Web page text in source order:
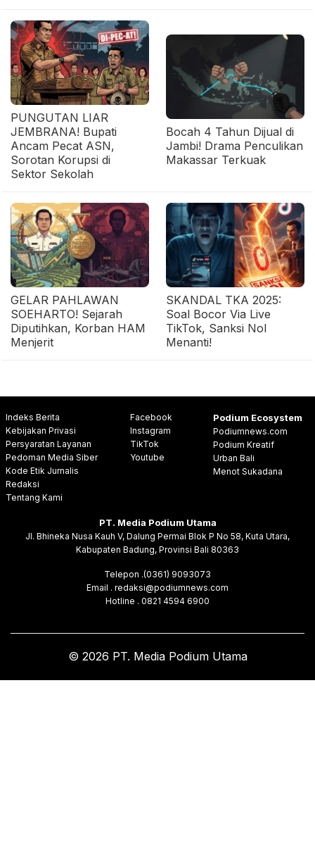
PUNGUTAN LIAR
JEMBRANA! Bupati
Ancam Pecat ASN,
Sorotan Korupsi di
Sektor Sekolah
Bocah 4 Tahun Dijual di
Jambi! Drama Penculikan
Makassar Terkuak
GELAR PAHLAWAN
SOEHARTO! Sejarah
Diputihkan, Korban HAM
Menjerit
SKANDAL TKA 2025:
Soal Bocor Via Live
TikTok, Sanksi Nol
Menanti!
Indeks Berita
Kebijakan Privasi
Persyaratan Layanan
Pedoman Media Siber
Kode Etik Jurnalis
Redaksi
Tentang Kami
Facebook
Instagram
TikTok
Youtube
Podium Ecosystem
Podiumnews.com
Podium Kreatif
Urban Bali
Menot Sukadana
PT. Media Podium Utama
Jl. Bhineka Nusa Kauh V, Dalung Permai Blok P No 58, Kuta Utara,
Kabupaten Badung, Provinsi Bali 80363
Telepon .(0361) 9093073
Email . redaksi@podiumnews.com
Hotline . 0821 4594 6900
© 2026 PT. Media Podium Utama